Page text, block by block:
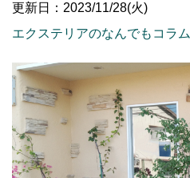
更新日：2023/11/28(火)
エクステリアのなんでもコラム